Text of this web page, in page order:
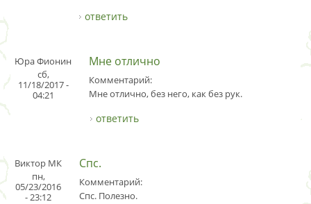
ответить
Юра Фионин
сб,
11/18/2017 -
04:21
Мне отлично
Комментарий:
Мне отлично, без него, как без рук.
ответить
Виктор МК
пн,
05/23/2016
- 23:12
Спс.
Комментарий:
Спс. Полезно.